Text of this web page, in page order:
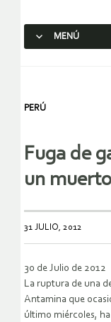
MENÚ
PERÚ
Fuga de
un
31 JULIO, 2012
30 de Julio de 2012
La ruptura de una
Antamina que
último miércoles,